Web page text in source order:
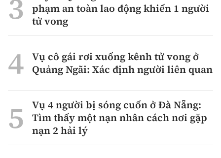
phạm an toàn lao động khiến 1 người
tử vong
Vụ cô gái rơi xuống kênh tử vong ở
Quảng Ngãi: Xác định người liên quan
Vụ 4 người bị sóng cuốn ở Đà Nẵng:
Tìm thấy một nạn nhân cách nơi gặp
nạn 2 hải lý